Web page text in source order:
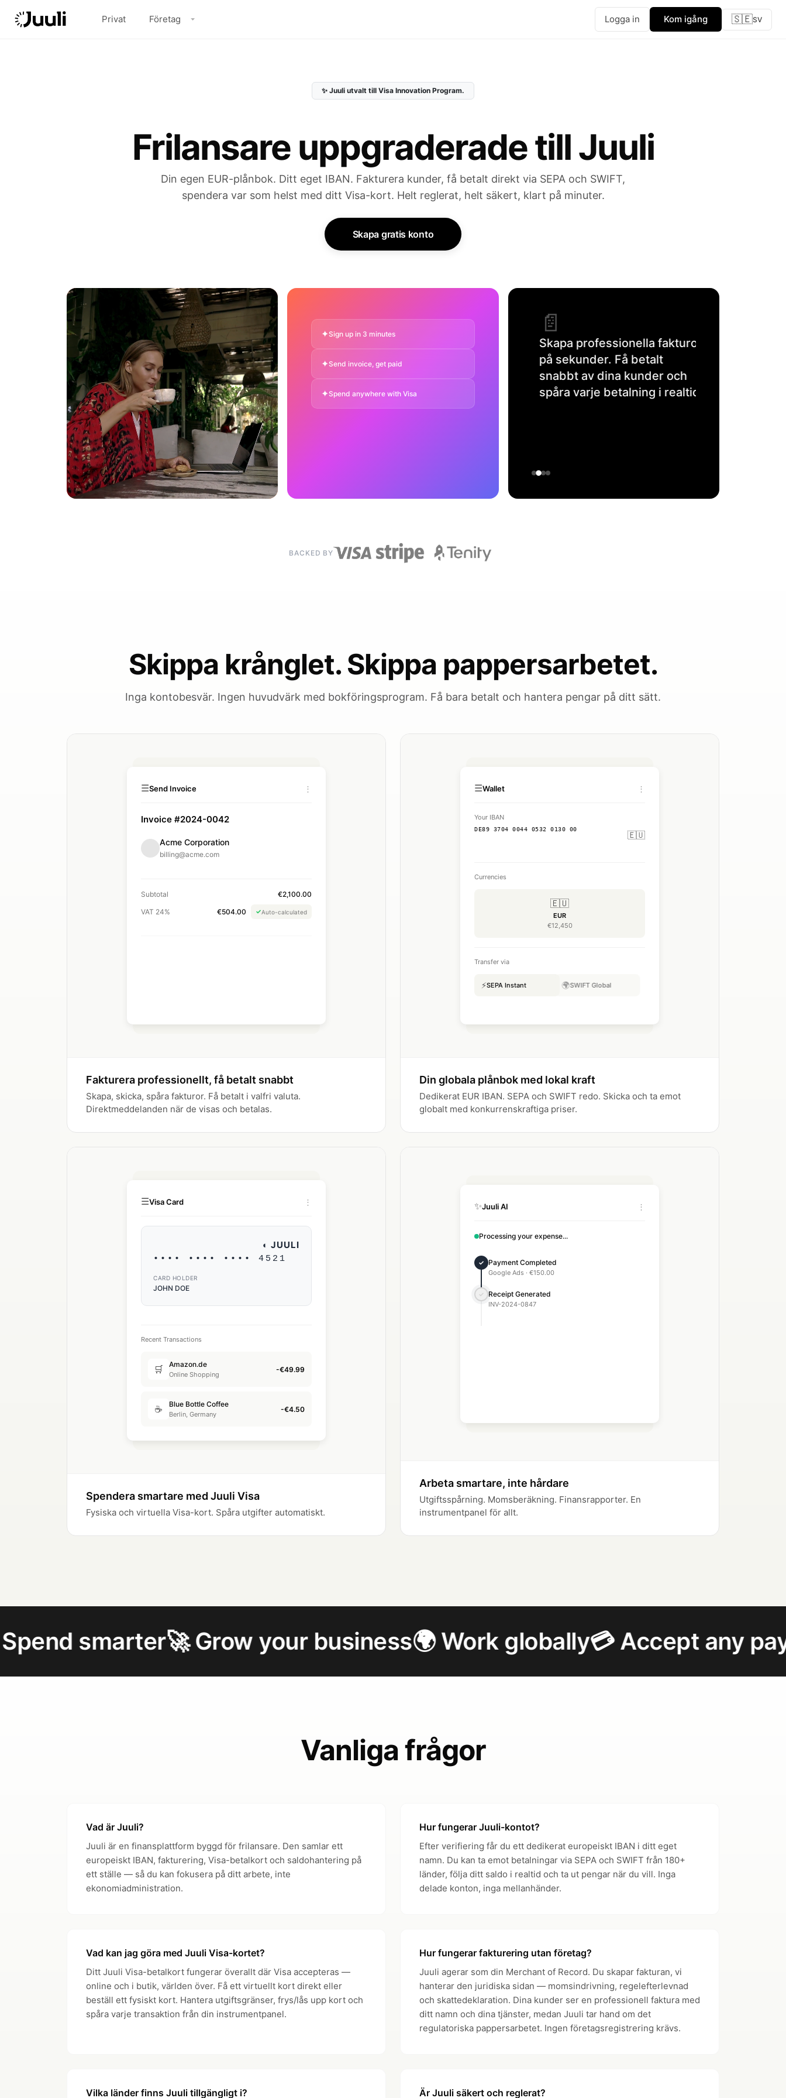
Privat Företag Logga in Kom igång 🇸🇪SV
✨ Juuli utvalt till Visa Innovation Program.
Frilansare uppgraderade till Juuli
Din egen EUR-plånbok. Ditt eget IBAN. Fakturera kunder, få betalt direkt via SEPA och SWIFT,
spendera var som helst med ditt Visa-kort. Helt reglerat, helt säkert, klart på minuter.
Skapa gratis konto
✦Sign up in 3 minutes
✦Send invoice, get paid
✦Spend anywhere with Visa
📄
Skapa professionella fakturor
på sekunder. Få betalt
snabbt av dina kunder och
spåra varje betalning i realtid.
BACKED BY
Skippa krånglet. Skippa pappersarbetet.
Inga kontobesvär. Ingen huvudvärk med bokföringsprogram. Få bara betalt och hantera pengar på ditt sätt.
☰Send Invoice ⋮
Invoice #2024-0042
Acme Corporation
billing@acme.com
Subtotal
€2,100.00
VAT 24%
€504.00 ✓Auto-calculated
Fakturera professionellt, få betalt snabbt
Skapa, skicka, spåra fakturor. Få betalt i valfri valuta.
Direktmeddelanden när de visas och betalas.
☰Wallet ⋮
Your IBAN
DE89 3704 0044 0532 0130 00
🇪🇺
Currencies
🇪🇺
EUR
€12,450
Transfer via
⚡SEPA Instant 🌍SWIFT Global
Din globala plånbok med lokal kraft
Dedikerat EUR IBAN. SEPA och SWIFT redo. Skicka och ta emot
globalt med konkurrenskraftiga priser.
☰Visa Card ⋮
◐ JUULI
•••• •••• •••• 4521
CARD HOLDER
JOHN DOE
Recent Transactions
🛒 Amazon.de
Online Shopping
-€49.99
☕ Blue Bottle Coffee
Berlin, Germany
-€4.50
Spendera smartare med Juuli Visa
Fysiska och virtuella Visa-kort. Spåra utgifter automatiskt.
✨Juuli AI ⋮
Processing your expense...
✓ Payment Completed
Google Ads · €150.00
✓ Receipt Generated
INV-2024-0847
Arbeta smartare, inte hårdare
Utgiftsspårning. Momsberäkning. Finansrapporter. En
instrumentpanel för allt.
🚀 Grow your business 🌍 Work globally💳 Accept any payment 📈
Vanliga frågor
Vad är Juuli?
Juuli är en finansplattform byggd för frilansare. Den samlar ett
europeiskt IBAN, fakturering, Visa-betalkort och saldohantering på
ett ställe — så du kan fokusera på ditt arbete, inte
ekonomiadministration.
Hur fungerar Juuli-kontot?
Efter verifiering får du ett dedikerat europeiskt IBAN i ditt eget
namn. Du kan ta emot betalningar via SEPA och SWIFT från 180+
länder, följa ditt saldo i realtid och ta ut pengar när du vill. Inga
delade konton, inga mellanhänder.
Vad kan jag göra med Juuli Visa-kortet?
Ditt Juuli Visa-betalkort fungerar överallt där Visa accepteras —
online och i butik, världen över. Få ett virtuellt kort direkt eller
beställ ett fysiskt kort. Hantera utgiftsgränser, frys/lås upp kort och
spåra varje transaktion från din instrumentpanel.
Hur fungerar fakturering utan företag?
Juuli agerar som din Merchant of Record. Du skapar fakturan, vi
hanterar den juridiska sidan — momsindrivning, regelefterlevnad
och skattedeklaration. Dina kunder ser en professionell faktura med
ditt namn och dina tjänster, medan Juuli tar hand om det
regulatoriska pappersarbetet. Ingen företagsregistrering krävs.
Vilka länder finns Juuli tillgängligt i? Är Juuli säkert och reglerat?